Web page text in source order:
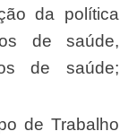
da política
de saúde,
de saúde;